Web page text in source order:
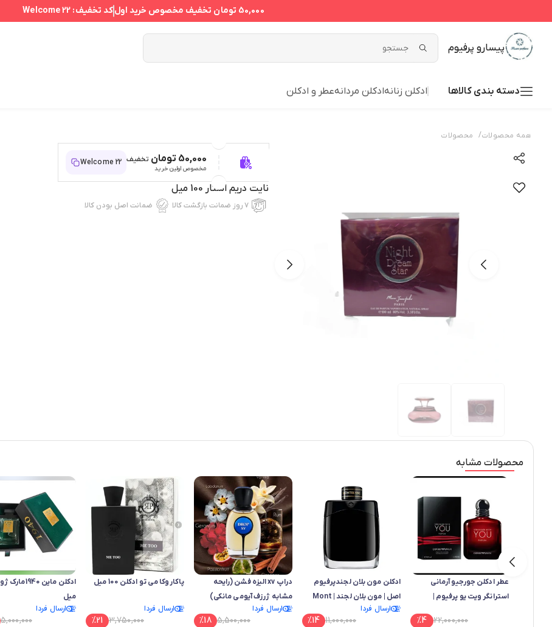
50,000 تومان تخفیف مخصوص خرید اولکد تخفیف: Welcome 22
پیسارو پرفیوم
دسته بندی کالاها ادکلن زنانهادکلن مردانهعطر و ادکلن
همه محصولات/ محصولات
50,000 تومان تخفیف
مخصوص اولین خرید
Welcome 22
نایت دریم استار 100 میل
۷ روز ضمانت بازگشت کالا ضمانت اصل بودن کالا
محصولات مشابه
عطر ادکلن جورجیو آرمانی
استرانگر ویت یو پرفیوم |
22,000,000
%4
ادکلن مون بلان لجندپرفیوم
اصل | مون بلان لجند | Mont
Blanc Legend
ارسال فردا
11,000,000
%14
دراپ xv الیزه فشن (رایحه
مشابه ژرزف آیومی مانکی)
ارسال فردا
5,500,000
%18
پاکاروکا می تو ادکلن 100 میل
ارسال فردا
3,750,000
%21
میل
ارسال فردا
5,000,000